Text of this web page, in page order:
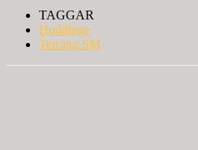
TAGGAR
Huddinge
Terräng SM